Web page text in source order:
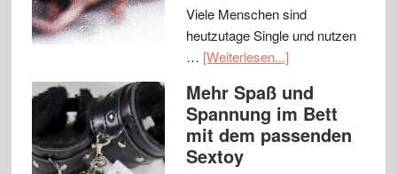
Viele Menschen sind
heutzutage Single und nutzen
… [Weiterlesen...]
Mehr Spaß und
Spannung im Bett
mit dem passenden
Sextoy